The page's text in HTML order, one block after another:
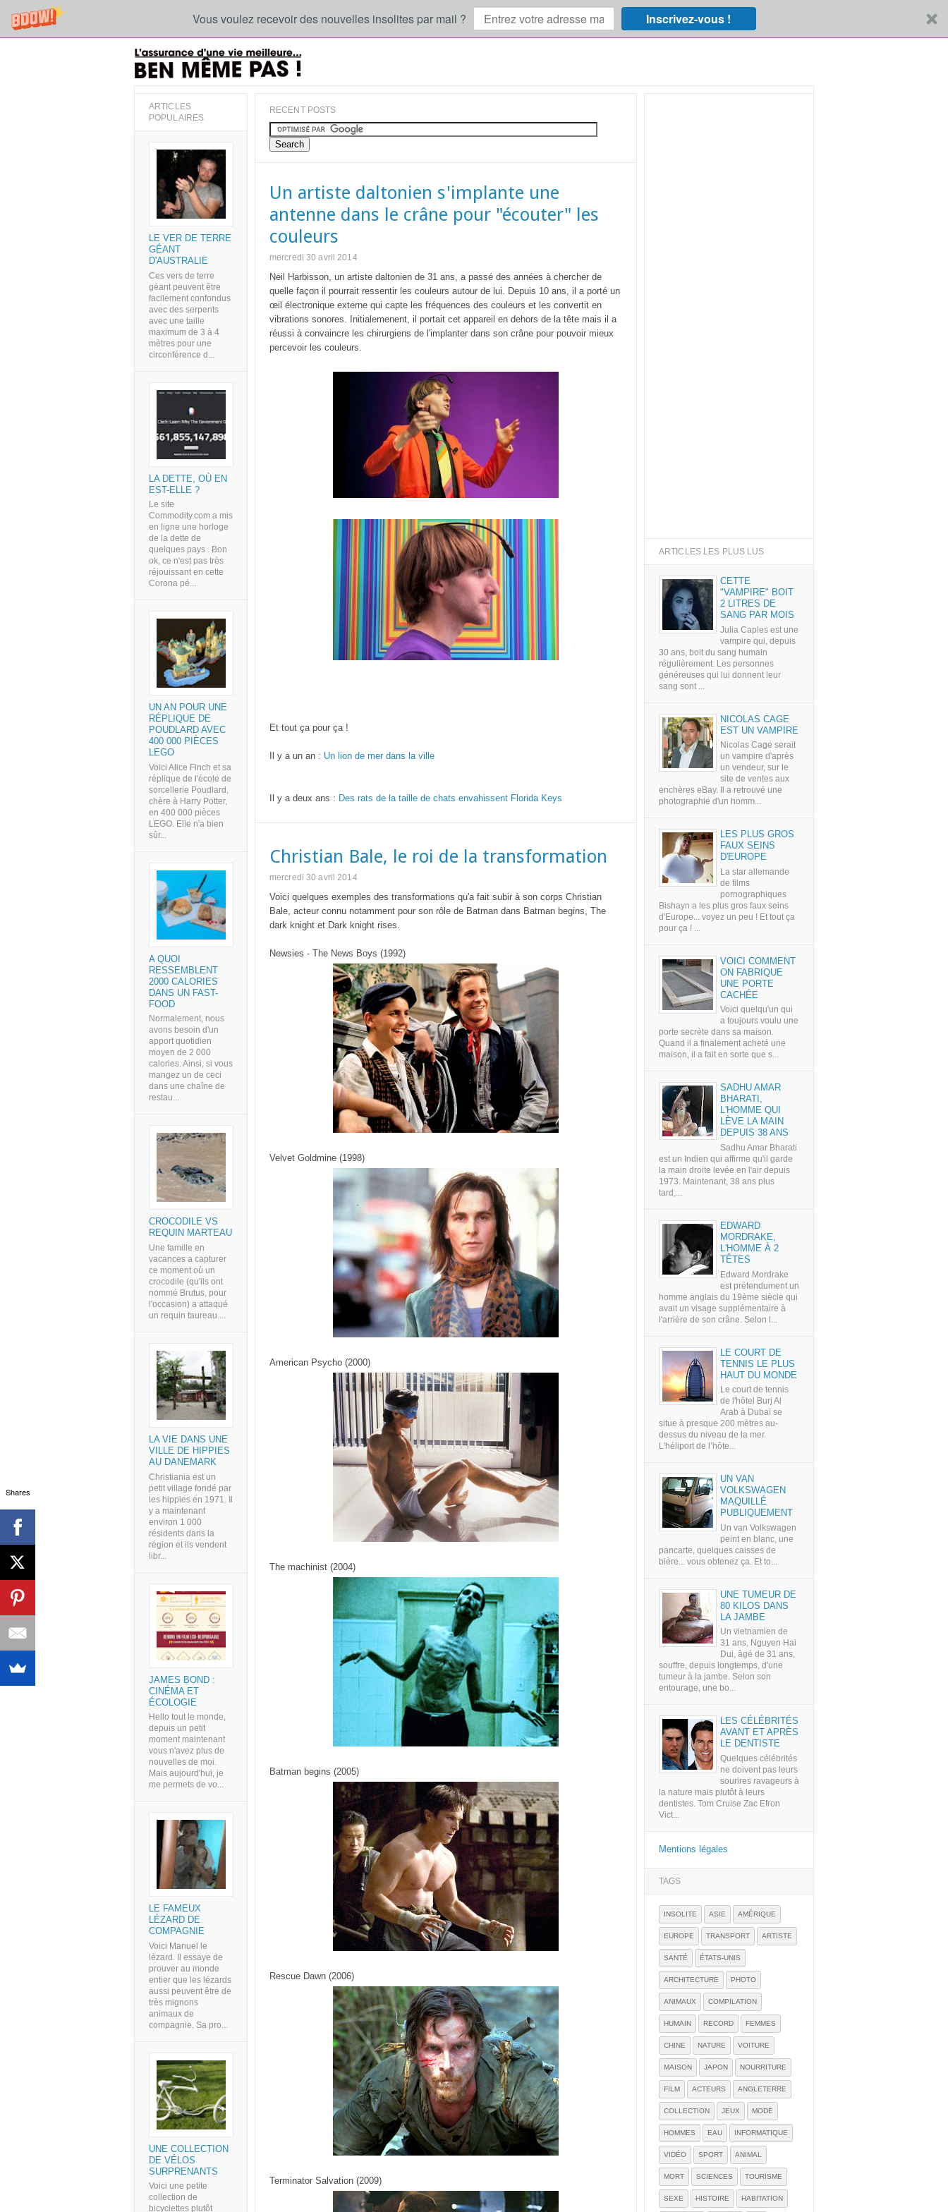
Vous voulez recevoir des nouvelles insolites par mail ? Inscrivez-vous !
RECENT POSTS
Un artiste daltonien s'implante une
antenne dans le crâne pour "écouter" les
couleurs
mercredi 30 avril 2014
Neil Harbisson, un artiste daltonien de 31 ans, a passé des années à chercher de
quelle façon il pourrait ressentir les couleurs autour de lui. Depuis 10 ans, il a porté un
œil électronique externe qui capte les fréquences des couleurs et les convertit en
vibrations sonores. Initialemenent, il portait cet appareil en dehors de la tête mais il a
réussi à convaincre les chirurgiens de l'implanter dans son crâne pour pouvoir mieux
percevoir les couleurs.
Et tout ça pour ça !
Il y a un an : Un lion de mer dans la ville
Il y a deux ans : Des rats de la taille de chats envahissent Florida Keys
Christian Bale, le roi de la transformation
mercredi 30 avril 2014
Voici quelques exemples des transformations qu'a fait subir à son corps Christian
Bale, acteur connu notamment pour son rôle de Batman dans Batman begins, The
dark knight et Dark knight rises.
Newsies - The News Boys (1992)
Velvet Goldmine (1998)
American Psycho (2000)
The machinist (2004)
Batman begins (2005)
Rescue Dawn (2006)
Terminator Salvation (2009)
ARTICLES
POPULAIRES
LE VER DE TERRE
GÉANT
D'AUSTRALIE
Ces vers de terre
géant peuvent être
facilement confondus
avec des serpents
avec une taille
maximum de 3 à 4
mètres pour une
circonférence d...
LA DETTE, OÙ EN
EST-ELLE ?
Le site
Commodity.com a mis
en ligne une horloge
de la dette de
quelques pays . Bon
ok, ce n'est pas très
réjouissant en cette
Corona pé...
UN AN POUR UNE
RÉPLIQUE DE
POUDLARD AVEC
400 000 PIÈCES
LEGO
Voici Alice Finch et sa
réplique de l'école de
sorcellerie Poudlard,
chère à Harry Potter,
en 400 000 pièces
LEGO. Elle n'a bien
sûr...
A QUOI
RESSEMBLENT
2000 CALORIES
DANS UN FAST-
FOOD
Normalement, nous
avons besoin d'un
apport quotidien
moyen de 2 000
calories. Ainsi, si vous
mangez un de ceci
dans une chaîne de
restau...
CROCODILE VS
REQUIN MARTEAU
Une famille en
vacances a capturer
ce moment où un
crocodile (qu'ils ont
nommé Brutus, pour
l'occasion) a attaqué
un requin taureau....
LA VIE DANS UNE
VILLE DE HIPPIES
AU DANEMARK
Christiania est un
petit village fondé par
les hippies en 1971. Il
y a maintenant
environ 1 000
résidents dans la
région et ils vendent
libr...
JAMES BOND :
CINÉMA ET
ÉCOLOGIE
Hello tout le monde,
depuis un petit
moment maintenant
vous n'avez plus de
nouvelles de moi.
Mais aujourd'hui, je
me permets de vo...
LE FAMEUX
LÉZARD DE
COMPAGNIE
Voici Manuel le
lézard. Il essaye de
prouver au monde
entier que les lézards
aussi peuvent être de
très mignons
animaux de
compagnie. Sa pro...
UNE COLLECTION
DE VÉLOS
SURPRENANTS
Voici une petite
collection de
bicyclettes plutôt
ARTICLES LES PLUS LUS
CETTE
"VAMPIRE" BOIT
2 LITRES DE
SANG PAR MOIS
Julia Caples est une
vampire qui, depuis
30 ans, boit du sang humain
régulièrement. Les personnes
généreuses qui lui donnent leur
sang sont ...
NICOLAS CAGE
EST UN VAMPIRE
Nicolas Cage serait
un vampire d'après
un vendeur, sur le
site de ventes aux
enchères eBay. Il a retrouvé une
photographie d'un homm...
LES PLUS GROS
FAUX SEINS
D'EUROPE
La star allemande
de films
pornographiques
Bishayn a les plus gros faux seins
d'Europe... voyez un peu ! Et tout ça
pour ça ! ...
VOICI COMMENT
ON FABRIQUE
UNE PORTE
CACHÉE
Voici quelqu'un qui
a toujours voulu une
porte secrète dans sa maison.
Quand il a finalement acheté une
maison, il a fait en sorte que s...
SADHU AMAR
BHARATI,
L'HOMME QUI
LÈVE LA MAIN
DEPUIS 38 ANS
Sadhu Amar Bharati
est un Indien qui affirme qu'il garde
la main droite levée en l'air depuis
1973. Maintenant, 38 ans plus
tard,...
EDWARD
MORDRAKE,
L'HOMME À 2
TÊTES
Edward Mordrake
est prétendument un
homme anglais du 19ème siècle qui
avait un visage supplémentaire à
l'arrière de son crâne. Selon l...
LE COURT DE
TENNIS LE PLUS
HAUT DU MONDE
Le court de tennis
de l'hôtel Burj Al
Arab à Dubaï se
situe à presque 200 mètres au-
dessus du niveau de la mer.
L'héliport de l’hôte...
UN VAN
VOLKSWAGEN
MAQUILLÉ
PUBLIQUEMENT
Un van Volkswagen
peint en blanc, une
pancarte, quelques caisses de
bière... vous obtenez ça. Et to...
UNE TUMEUR DE
80 KILOS DANS
LA JAMBE
Un vietnamien de
31 ans, Nguyen Hai
Dui, âgé de 31 ans,
souffre, depuis longtemps, d'une
tumeur à la jambe. Selon son
entourage, une bo...
LES CÉLÉBRITÉS
AVANT ET APRÈS
LE DENTISTE
Quelques célébrités
ne doivent pas leurs
sourires ravageurs à
la nature mais plutôt à leurs
dentistes. Tom Cruise Zac Efron
Vict...
Mentions légales
TAGS
INSOLITE ASIE AMÉRIQUE
EUROPE TRANSPORT ARTISTE
SANTÉ ÉTATS-UNIS
ARCHITECTURE PHOTO
ANIMAUX COMPILATION
HUMAIN RECORD FEMMES
CHINE NATURE VOITURE
MAISON JAPON NOURRITURE
FILM ACTEURS ANGLETERRE
COLLECTION JEUX MODE
HOMMES EAU INFORMATIQUE
VIDÉO SPORT ANIMAL
MORT SCIENCES TOURISME
SEXE HISTOIRE HABITATION
Shares